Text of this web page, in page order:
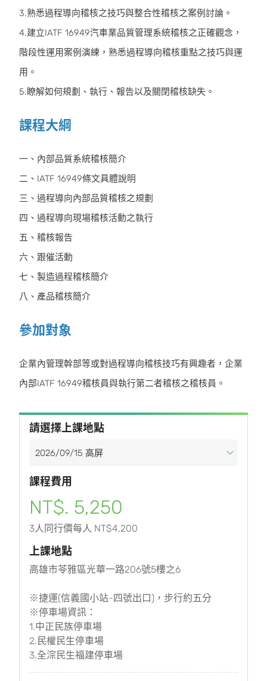
3.熟悉過程導向稽核之技巧與整合性稽核之案例討論。
4.建立IATF 16949汽車業品質管理系統稽核之正確觀念，
階段性運用案例演練，熟悉過程導向稽核重點之技巧與運
用。
5.瞭解如何規劃、執行、報告以及關閉稽核缺失。
課程大綱
一、內部品質系統稽核簡介
二、IATF 16949條文具體說明
三、過程導向內部品質稽核之規劃
四、過程導向現場稽核活動之執行
五、稽核報告
六、跟催活動
七、製造過程稽核簡介
八、產品稽核簡介
參加對象
企業內管理幹部等或對過程導向稽核技巧有興趣者，企業
內部IATF 16949稽核員與執行第二者稽核之稽核員。
請選擇上課地點
課程費用
NT$. 5,250
3人同行價每人 NT$4,200
上課地點
高雄市苓雅區光華一路206號5樓之6
※捷運(信義國小站-四號出口)，步行約五分
※停車場資訊：
1.中正民族停車場
2.民權民生停車場
3.全淙民生福建停車場